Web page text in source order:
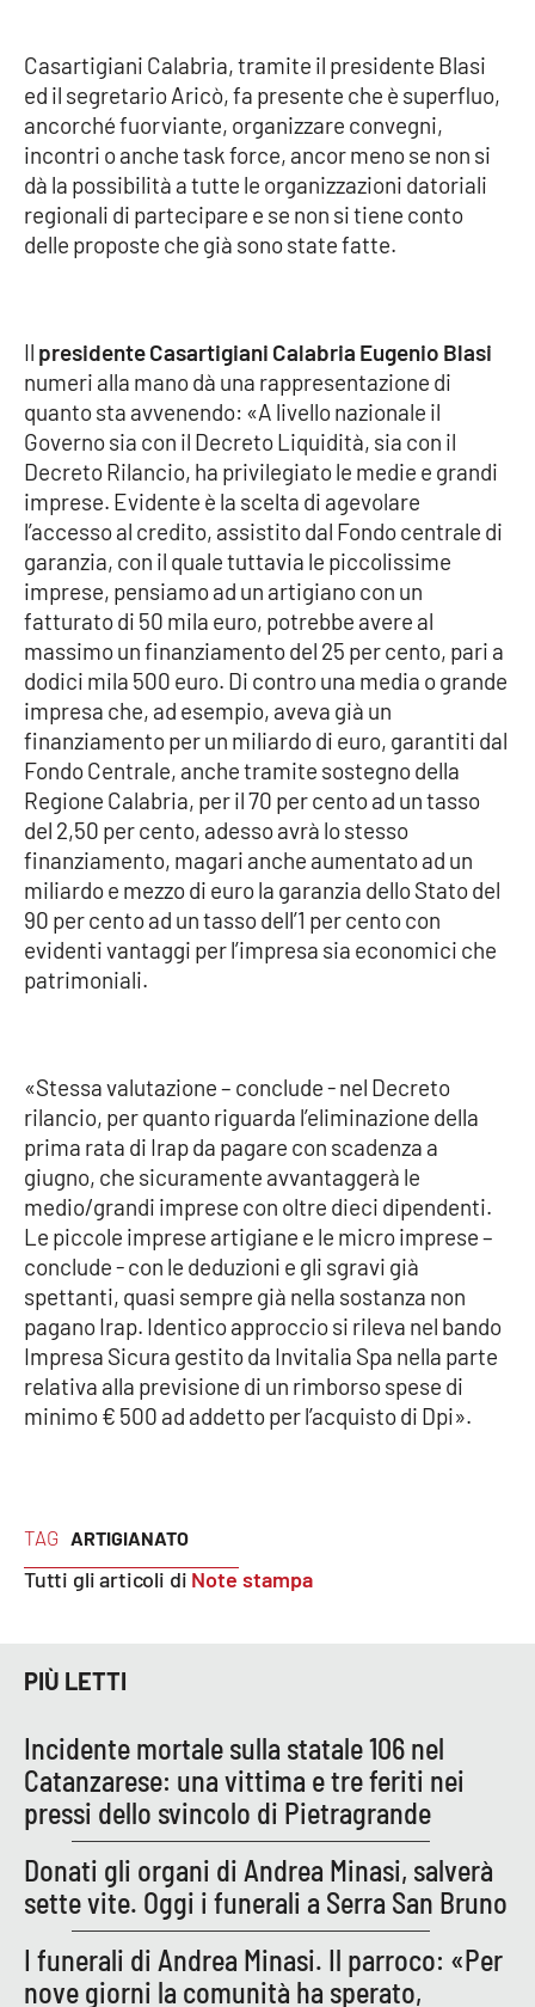
Buona Sanità Calabria
LA
CALABRIAVISIONE
Destinazioni
Storie
LAC
NETWORK
Lacplay.it
Lactv.it
Laconair.it
Lacitymag.it
Lacapitalenews.it
Ilreggino.it
Cosenzachannel.it
Ilvibonese.it
APP
Android
Apple
TAG ARTIGIANATO
Tutti gli articoli di Note stampa
Casartigiani Calabria, tramite il presidente Blasi
ed il segretario Aricò, fa presente che è superfluo,
ancorché fuorviante, organizzare convegni,
incontri o anche task force, ancor meno se non si
dà la possibilità a tutte le organizzazioni datoriali
regionali di partecipare e se non si tiene conto
delle proposte che già sono state fatte.
Il presidente Casartigiani Calabria Eugenio Blasi
numeri alla mano dà una rappresentazione di
quanto sta avvenendo: «A livello nazionale il
Governo sia con il Decreto Liquidità, sia con il
Decreto Rilancio, ha privilegiato le medie e grandi
imprese. Evidente è la scelta di agevolare
l’accesso al credito, assistito dal Fondo centrale di
garanzia, con il quale tuttavia le piccolissime
imprese, pensiamo ad un artigiano con un
fatturato di 50 mila euro, potrebbe avere al
massimo un finanziamento del 25 per cento, pari a
dodici mila 500 euro. Di contro una media o grande
impresa che, ad esempio, aveva già un
finanziamento per un miliardo di euro, garantiti dal
Fondo Centrale, anche tramite sostegno della
Regione Calabria, per il 70 per cento ad un tasso
del 2,50 per cento, adesso avrà lo stesso
finanziamento, magari anche aumentato ad un
miliardo e mezzo di euro la garanzia dello Stato del
90 per cento ad un tasso dell’1 per cento con
evidenti vantaggi per l’impresa sia economici che
patrimoniali.
«Stessa valutazione – conclude - nel Decreto
rilancio, per quanto riguarda l’eliminazione della
prima rata di Irap da pagare con scadenza a
giugno, che sicuramente avvantaggerà le
medio/grandi imprese con oltre dieci dipendenti.
Le piccole imprese artigiane e le micro imprese –
conclude - con le deduzioni e gli sgravi già
spettanti, quasi sempre già nella sostanza non
pagano Irap. Identico approccio si rileva nel bando
Impresa Sicura gestito da Invitalia Spa nella parte
relativa alla previsione di un rimborso spese di
minimo € 500 ad addetto per l’acquisto di Dpi».
PIÙ LETTI
Incidente mortale sulla statale 106 nel
Catanzarese: una vittima e tre feriti nei
pressi dello svincolo di Pietragrande
Donati gli organi di Andrea Minasi, salverà
sette vite. Oggi i funerali a Serra San Bruno
I funerali di Andrea Minasi. Il parroco: «Per
nove giorni la comunità ha sperato,